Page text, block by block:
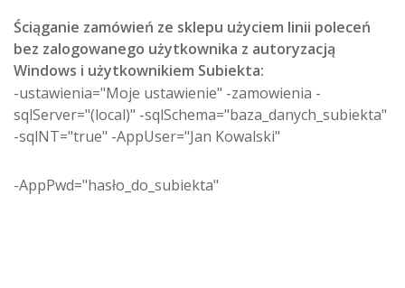
Ściąganie zamówień ze sklepu użyciem linii poleceń
bez zalogowanego użytkownika z autoryzacją
Windows i użytkownikiem Subiekta:
-ustawienia="Moje ustawienie" -zamowienia -
sqlServer="(local)" -sqlSchema="baza_danych_subiekta"
-sqlNT="true" -AppUser="Jan Kowalski"
-AppPwd="hasło_do_subiekta"